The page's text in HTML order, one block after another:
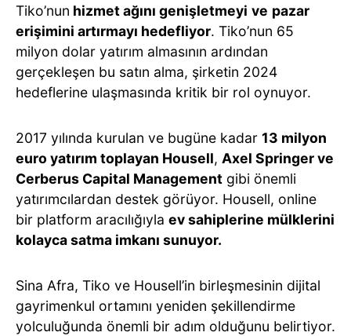
Tiko’nun hizmet ağını genişletmeyi ve pazar
erişimini artırmayı hedefliyor. Tiko’nun 65
milyon dolar yatırım almasının ardından
gerçekleşen bu satın alma, şirketin 2024
hedeflerine ulaşmasında kritik bir rol oynuyor.
2017 yılında kurulan ve bugüne kadar 13 milyon
euro yatırım toplayan Housell, Axel Springer ve
Cerberus Capital Management gibi önemli
yatırımcılardan destek görüyor. Housell, online
bir platform aracılığıyla ev sahiplerine mülklerini
kolayca satma imkanı sunuyor.
Sina Afra, Tiko ve Housell’in birleşmesinin dijital
gayrimenkul ortamını yeniden şekillendirme
yolculuğunda önemli bir adım olduğunu belirtiyor.